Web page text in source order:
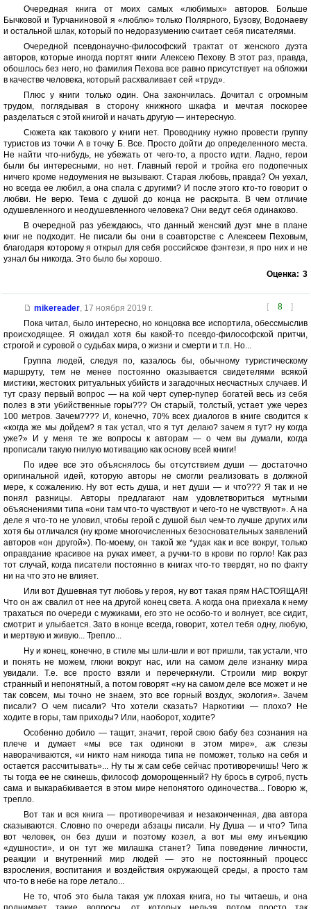
Очередная книга от моих самых «любимых» авторов. Больше
Бычковой и Турчаниновой я «люблю» только Полярного, Бузову, Водонаеву
и остальной шлак, который по недоразумению считает себя писателями.
Очередной псевдонаучно-философский трактат от женского дуэта
авторов, которые иногда портят книги Алексею Пехову. В этот раз, правда,
обошлось без него, но фамилия Пехова все равно присутствует на обложки
в качестве человека, который расхваливает сей «труд».
Плюс у книги только один. Она закончилась. Дочитал с огромным
трудом, поглядывая в сторону книжного шкафа и мечтая поскорее
разделаться с этой книгой и начать другую — интересную.
Сюжета как такового у книги нет. Проводнику нужно провести группу
туристов из точки А в точку Б. Все. Просто дойти до определенного места.
Не найти что-нибудь, не убежать от чего-то, а просто идти. Ладно, герои
были бы интересными, но нет. Главный герой и тройка его подопечных
ничего кроме недоумения не вызывают. Старая любовь, правда? Он уехал,
но всегда ее любил, а она спала с другими? И после этого кто-то говорит о
любви. Не верю. Тема с душой до конца не раскрыта. В чем отличие
одушевленного и неодушевленного человека? Они ведут себя одинаково.
В очередной раз убеждаюсь, что данный женский дуэт мне в плане
книг не подходит. Не писали бы они в соавторстве с Алексеем Пеховым,
благодаря которому я открыл для себя российское фэнтези, я про них и не
узнал бы никогда. Это было бы хорошо.
Оценка: 3
[ 8 ]
mikereader, 17 ноября 2019 г.
Пока читал, было интересно, но концовка все испортила, обессмыслив
происходящее. Я ожидал хотя бы какой-то псевдо-философской притчи,
строгой и суровой о судьбах мира, о жизни и смерти и т.п. Но...
Группа людей, следуя по, казалось бы, обычному туристическому
маршруту, тем не менее постоянно оказывается свидетелями всякой
мистики, жестоких ритуальных убийств и загадочных несчастных случаев. И
тут сразу первый вопрос — на кой черт супер-пупер богатей весь из себя
полез в эти убийственные горы??? Он старый, толстый, устает уже через
100 метров. Зачем???? И, конечно, 70% всех диалогов в книге сводится к
«когда же мы дойдем? я так устал, что я тут делаю? зачем я тут? ну когда
уже?» И у меня те же вопросы к авторам — о чем вы думали, когда
прописали такую гнилую мотивацию как основу всей книги!
По идее все это объяснялось бы отсутствием души — достаточно
оригинальной идей, которую авторы не смогли реализовать в должной
мере, к сожалению. Ну вот есть душа, и нет души — и что??? Я так и не
понял разницы. Авторы предлагают нам удовлетвориться мутными
объяснениями типа «они там что-то чувствуют и чего-то не чувствуют». А на
деле я что-то не уловил, чтобы герой с душой был чем-то лучше других или
хотя бы отличался (ну кроме многочисленных безосновательных заявлений
авторов «он другой»). По-моему, он такой же *удак как и все вокруг, только
оправдание красивое на руках имеет, а ручки-то в крови по горло! Как раз
тот случай, когда писатели постоянно в книгах что-то твердят, но по факту
ни на что это не влияет.
Или вот Душевная тут любовь у героя, ну вот такая прям НАСТОЯЩАЯ!
Что он аж свалил от нее на другой конец света. А когда она приехала к нему
трахаться по очереди с мужиками, его это не особо-то и волнует, все сидит,
смотрит и улыбается. Зато в конце всегда, говорит, хотел тебя одну, любую,
и мертвую и живую... Трепло...
Ну и конец, конечно, в стиле мы шли-шли и вот пришли, так устали, что
и понять не можем, глюки вокруг нас, или на самом деле изнанку мира
увидали. Т.е. все просто взяли и перечеркнули. Строили мир вокруг
странный и непонятный, а потом говорят «ну на самом деле все может и не
так совсем, мы точно не знаем, это все горный воздух, экология». Зачем
писали? О чем писали? Что хотели сказать? Наркотики — плохо? Не
ходите в горы, там приходы? Или, наоборот, ходите?
Особенно добило — тащит, значит, герой свою бабу без сознания на
плече и думает «мы все так одиноки в этом мире», аж слезы
наворачиваются, «и никто нам никогда типа не поможет, только на себя и
остается рассчитывать»... Ну ты ж сам себе сейчас противоречишь! Чего ж
ты тогда ее не скинешь, философ доморощенный? Ну брось в сугроб, пусть
сама и выкарабкивается в этом мире непонятого одиночества... Говорю ж,
трепло.
Вот так и вся книга — противоречивая и незаконченная, два автора
сказываются. Словно по очереди абзацы писали. Ну Душа — и что? Типа
вот человек, он без души и поэтому козел, а вот мы ему инъекцию
«душности», и он тут же милашка станет? Типа поведение личности,
реакции и внутренний мир людей — это не постоянный процесс
взросления, воспитания и воздействия окружающей среды, а просто там
что-то в небе на горе летало...
Не то, чтоб это была такая уж плохая книга, но ты читаешь, и она